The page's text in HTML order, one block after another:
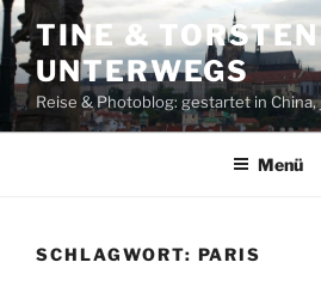
Zum
Inhalt
springen
TINE & TORSTEN
UNTERWEGS
Reise & Photoblog: gestartet in
Menü
SCHLAGWORT: PARIS